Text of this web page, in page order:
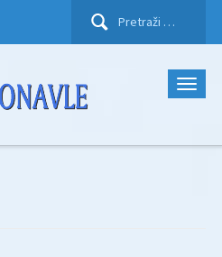
Pretraži: